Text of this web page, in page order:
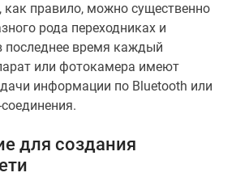
как правило, можно существенно
рода переходниках и
последнее время каждый
или фотокамера имеют
информации по Bluetooth или
для создания